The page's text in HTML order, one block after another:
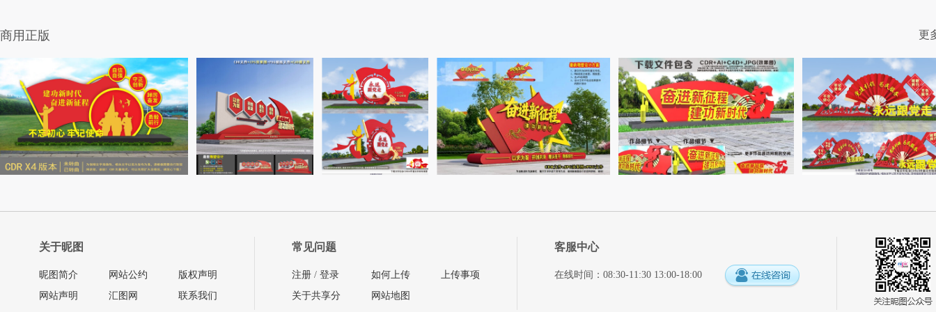
商用正版 更
关于昵图
昵图简介
网站声明
网站公约
汇图网
版权声明
联系我们
常见问题
注册 / 登录
关于共享分
如何上传
网站地图
上传事项
客服中心
在线时间：08:30-11:30 13:00-18:00